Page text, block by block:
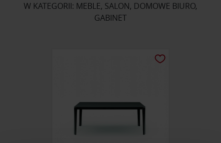
W KATEGORII: MEBLE, SALON, DOMOWE BIURO,
GABINET